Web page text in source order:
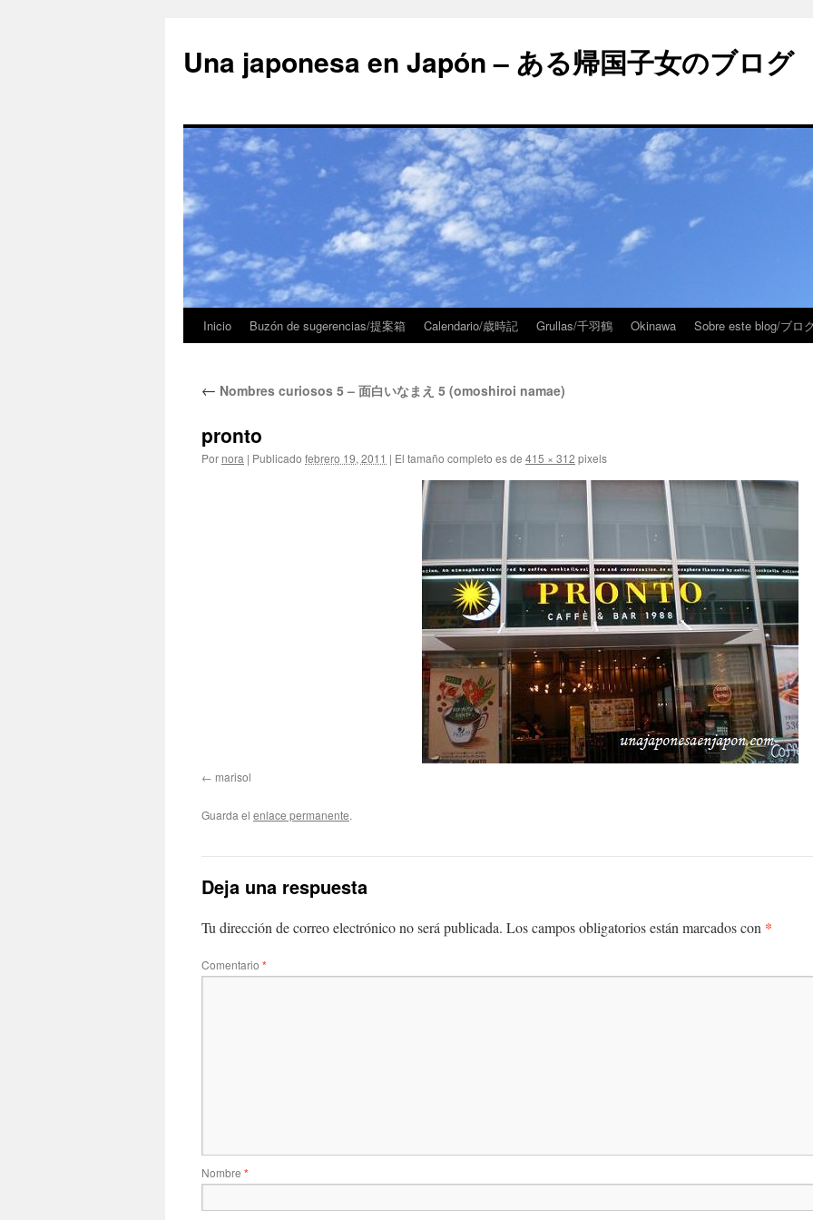
Una japonesa en Japón – ある帰国子女のブログ
Inicio Buzón de sugerencias/提案箱 Calendario/歳時記 Grullas/千羽鶴 Okinawa Sobre este blog/ブロ
← Nombres curiosos 5 – 面白いなまえ 5 (omoshiroi namae)
pronto
Por nora | Publicado febrero 19, 2011 | El tamaño completo es de 415 × 312 pixels
marisol
Guarda el enlace permanente.
Deja una respuesta
Tu dirección de correo electrónico no será publicada. Los campos obligatorios están marcados con *
Comentario *
Nombre *